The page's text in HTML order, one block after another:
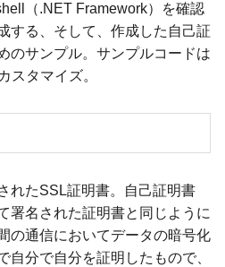
（.NET Framework）を確認
する、そして、作成した自己証
のサンプル。サンプルコードは
スタマイズ。
れたSSL証明書。自己証明書
署名された証明書と同じように
の通信においてデータの暗号化
自分で自分を証明したもので、